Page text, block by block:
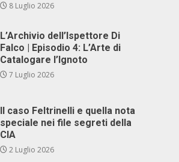
8 Luglio 2026
L’Archivio dell’Ispettore Di
Falco | Episodio 4: L’Arte di
Catalogare l’Ignoto
7 Luglio 2026
Il caso Feltrinelli e quella nota
speciale nei file segreti della
CIA
2 Luglio 2026